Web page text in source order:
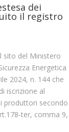
dei
il registro
sito del Ministero
Energetica
2024, n. 144 che
iscrizione al
produttori secondo
ter, comma 9,